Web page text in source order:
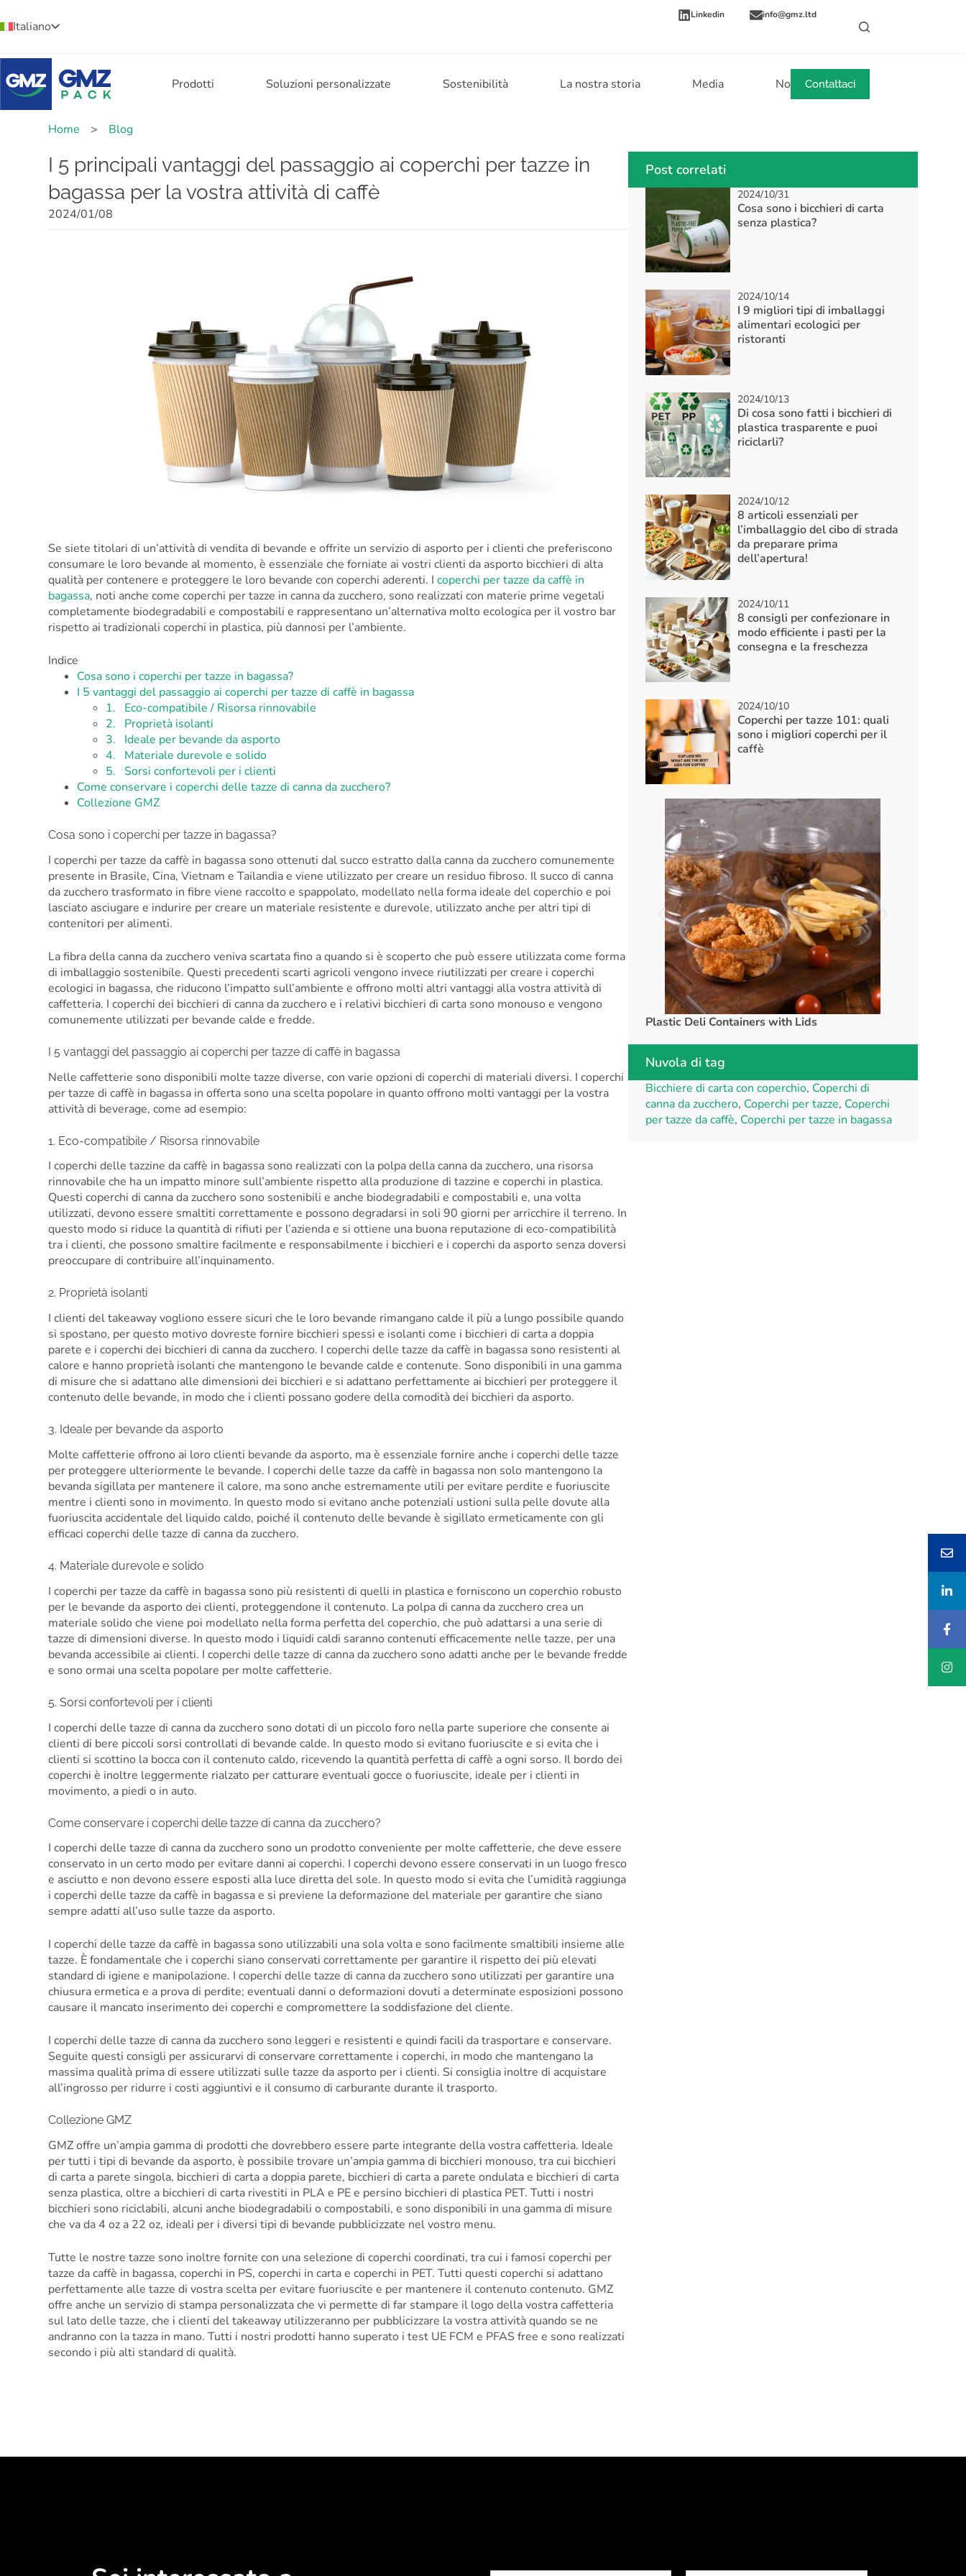
Italiano
Linkedin info@gmz.ltd
Prodotti Soluzioni personalizzate Sostenibilità La nostra storia Media NotizieContattaci
Home > Blog
I 5 principali vantaggi del passaggio ai coperchi per tazze in
bagassa per la vostra attività di caffè
2024/01/08
Se siete titolari di un’attività di vendita di bevande e offrite un servizio di asporto per i clienti che preferiscono
consumare le loro bevande al momento, è essenziale che forniate ai vostri clienti da asporto bicchieri di alta
qualità per contenere e proteggere le loro bevande con coperchi aderenti. Icoperchi per tazze da caffè in
bagassa, noti anche come coperchi per tazze in canna da zucchero, sono realizzati con materie prime vegetali
completamente biodegradabili e compostabili e rappresentano un’alternativa molto ecologica per il vostro bar
rispetto ai tradizionali coperchi in plastica, più dannosi per l’ambiente.
Indice
Cosa sono i coperchi per tazze in bagassa?
I 5 vantaggi del passaggio ai coperchi per tazze di caffè in bagassa
1. Eco-compatibile / Risorsa rinnovabile
2. Proprietà isolanti
3. Ideale per bevande da asporto
4. Materiale durevole e solido
5. Sorsi confortevoli per i clienti
Come conservare i coperchi delle tazze di canna da zucchero?
Collezione GMZ
Cosa sono i coperchi per tazze in bagassa?
I coperchi per tazze da caffè in bagassa sono ottenuti dal succo estratto dalla canna da zucchero comunemente
presente in Brasile, Cina, Vietnam e Tailandia e viene utilizzato per creare un residuo fibroso. Il succo di canna
da zucchero trasformato in fibre viene raccolto e spappolato, modellato nella forma ideale del coperchio e poi
lasciato asciugare e indurire per creare un materiale resistente e durevole, utilizzato anche per altri tipi di
contenitori per alimenti.
La fibra della canna da zucchero veniva scartata fino a quando si è scoperto che può essere utilizzata come forma
di imballaggio sostenibile. Questi precedenti scarti agricoli vengono invece riutilizzati per creare i coperchi
ecologici in bagassa, che riducono l’impatto sull’ambiente e offrono molti altri vantaggi alla vostra attività di
caffetteria. I coperchi dei bicchieri di canna da zucchero e i relativi bicchieri di carta sono monouso e vengono
comunemente utilizzati per bevande calde e fredde.
I 5 vantaggi del passaggio ai coperchi per tazze di caffè in bagassa
Nelle caffetterie sono disponibili molte tazze diverse, con varie opzioni di coperchi di materiali diversi. I coperchi
per tazze di caffè in bagassa in offerta sono una scelta popolare in quanto offrono molti vantaggi per la vostra
attività di beverage, come ad esempio:
1. Eco-compatibile / Risorsa rinnovabile
I coperchi delle tazzine da caffè in bagassa sono realizzati con la polpa della canna da zucchero, una risorsa
rinnovabile che ha un impatto minore sull’ambiente rispetto alla produzione di tazzine e coperchi in plastica.
Questi coperchi di canna da zucchero sono sostenibili e anche biodegradabili e compostabili e, una volta
utilizzati, devono essere smaltiti correttamente e possono degradarsi in soli 90 giorni per arricchire il terreno. In
questo modo si riduce la quantità di rifiuti per l’azienda e si ottiene una buona reputazione di eco-compatibilità
tra i clienti, che possono smaltire facilmente e responsabilmente i bicchieri e i coperchi da asporto senza doversi
preoccupare di contribuire all’inquinamento.
2. Proprietà isolanti
I clienti del takeaway vogliono essere sicuri che le loro bevande rimangano calde il più a lungo possibile quando
si spostano, per questo motivo dovreste fornire bicchieri spessi e isolanti come i bicchieri di carta a doppia
parete e i coperchi dei bicchieri di canna da zucchero. I coperchi delle tazze da caffè in bagassa sono resistenti al
calore e hanno proprietà isolanti che mantengono le bevande calde e contenute. Sono disponibili in una gamma
di misure che si adattano alle dimensioni dei bicchieri e si adattano perfettamente ai bicchieri per proteggere il
contenuto delle bevande, in modo che i clienti possano godere della comodità dei bicchieri da asporto.
3. Ideale per bevande da asporto
Molte caffetterie offrono ai loro clienti bevande da asporto, ma è essenziale fornire anche i coperchi delle tazze
per proteggere ulteriormente le bevande. I coperchi delle tazze da caffè in bagassa non solo mantengono la
bevanda sigillata per mantenere il calore, ma sono anche estremamente utili per evitare perdite e fuoriuscite
mentre i clienti sono in movimento. In questo modo si evitano anche potenziali ustioni sulla pelle dovute alla
fuoriuscita accidentale del liquido caldo, poiché il contenuto delle bevande è sigillato ermeticamente con gli
efficaci coperchi delle tazze di canna da zucchero.
4. Materiale durevole e solido
I coperchi per tazze da caffè in bagassa sono più resistenti di quelli in plastica e forniscono un coperchio robusto
per le bevande da asporto dei clienti, proteggendone il contenuto. La polpa di canna da zucchero crea un
materiale solido che viene poi modellato nella forma perfetta del coperchio, che può adattarsi a una serie di
tazze di dimensioni diverse. In questo modo i liquidi caldi saranno contenuti efficacemente nelle tazze, per una
bevanda accessibile ai clienti. I coperchi delle tazze di canna da zucchero sono adatti anche per le bevande fredde
e sono ormai una scelta popolare per molte caffetterie.
5. Sorsi confortevoli per i clienti
I coperchi delle tazze di canna da zucchero sono dotati di un piccolo foro nella parte superiore che consente ai
clienti di bere piccoli sorsi controllati di bevande calde. In questo modo si evitano fuoriuscite e si evita che i
clienti si scottino la bocca con il contenuto caldo, ricevendo la quantità perfetta di caffè a ogni sorso. Il bordo dei
coperchi è inoltre leggermente rialzato per catturare eventuali gocce o fuoriuscite, ideale per i clienti in
movimento, a piedi o in auto.
Come conservare i coperchi delle tazze di canna da zucchero?
I coperchi delle tazze di canna da zucchero sono un prodotto conveniente per molte caffetterie, che deve essere
conservato in un certo modo per evitare danni ai coperchi. I coperchi devono essere conservati in un luogo fresco
e asciutto e non devono essere esposti alla luce diretta del sole. In questo modo si evita che l’umidità raggiunga
i coperchi delle tazze da caffè in bagassa e si previene la deformazione del materiale per garantire che siano
sempre adatti all’uso sulle tazze da asporto.
I coperchi delle tazze da caffè in bagassa sono utilizzabili una sola volta e sono facilmente smaltibili insieme alle
tazze. È fondamentale che i coperchi siano conservati correttamente per garantire il rispetto dei più elevati
standard di igiene e manipolazione. I coperchi delle tazze di canna da zucchero sono utilizzati per garantire una
chiusura ermetica e a prova di perdite; eventuali danni o deformazioni dovuti a determinate esposizioni possono
causare il mancato inserimento dei coperchi e compromettere la soddisfazione del cliente.
I coperchi delle tazze di canna da zucchero sono leggeri e resistenti e quindi facili da trasportare e conservare.
Seguite questi consigli per assicurarvi di conservare correttamente i coperchi, in modo che mantengano la
massima qualità prima di essere utilizzati sulle tazze da asporto per i clienti. Si consiglia inoltre di acquistare
all’ingrosso per ridurre i costi aggiuntivi e il consumo di carburante durante il trasporto.
Collezione GMZ
GMZ offre un’ampia gamma di prodotti che dovrebbero essere parte integrante della vostra caffetteria. Ideale
per tutti i tipi di bevande da asporto, è possibile trovare un’ampia gamma di bicchieri monouso, tra cui bicchieri
di carta a parete singola, bicchieri di carta a doppia parete, bicchieri di carta a parete ondulata e bicchieri di carta
senza plastica, oltre a bicchieri di carta rivestiti in PLA e PE e persino bicchieri di plastica PET. Tutti i nostri
bicchieri sono riciclabili, alcuni anche biodegradabili o compostabili, e sono disponibili in una gamma di misure
che va da 4 oz a 22 oz, ideali per i diversi tipi di bevande pubblicizzate nel vostro menu.
Tutte le nostre tazze sono inoltre fornite con una selezione di coperchi coordinati, tra cui i famosi coperchi per
tazze da caffè in bagassa, coperchi in PS, coperchi in carta e coperchi in PET. Tutti questi coperchi si adattano
perfettamente alle tazze di vostra scelta per evitare fuoriuscite e per mantenere il contenuto contenuto. GMZ
offre anche un servizio di stampa personalizzata che vi permette di far stampare il logo della vostra caffetteria
sul lato delle tazze, che i clienti del takeaway utilizzeranno per pubblicizzare la vostra attività quando se ne
andranno con la tazza in mano. Tutti i nostri prodotti hanno superato i test UE FCM e PFAS free e sono realizzati
secondo i più alti standard di qualità.
Post correlati
2024/10/31
Cosa sono i bicchieri di carta
senza plastica?
2024/10/14
I 9 migliori tipi di imballaggi
alimentari ecologici per
ristoranti
2024/10/13
Di cosa sono fatti i bicchieri di
plastica trasparente e puoi
riciclarli?
2024/10/12
8 articoli essenziali per
l’imballaggio del cibo di strada
da preparare prima
dell’apertura!
2024/10/11
8 consigli per confezionare in
modo efficiente i pasti per la
consegna e la freschezza
2024/10/10
Coperchi per tazze 101: quali
sono i migliori coperchi per il
caffè
Plastic Deli Containers with Lids
Nuvola di tag
Bicchiere di carta con coperchio, Coperchi di
canna da zucchero, Coperchi per tazze, Coperchi
per tazze da caffè, Coperchi per tazze in bagassa